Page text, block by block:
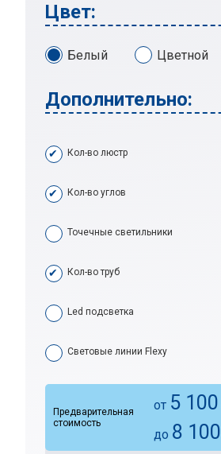
Цвет:
Белый Цветной
Дополнительно:
Кол-во люстр
Кол-во углов
Точечные светильники
Кол-во труб
Led подсветка
Световые линии Flexy
Предварительная
стоимость
от 5 100
до 8 100